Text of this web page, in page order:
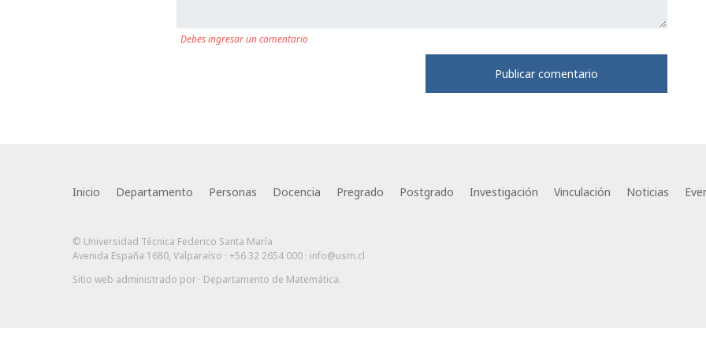
Debes ingresar un comentario
Inicio Departamento Personas Docencia Pregrado Postgrado Investigación Vinculación Noticias
© Universidad Técnica Federico Santa María
Avenida España 1680, Valparaíso · +56 32 2654 000 · info@usm.cl
Sitio web administrado por · Departamento de Matemática.